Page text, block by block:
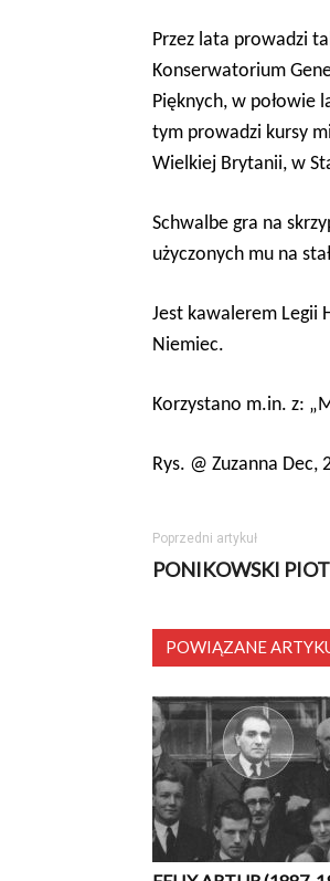
Przez lata prowadzi
Konserwatorium
Pięknych, w połowie
tym prowadzi kursy
Wielkiej Brytanii, w
Schwalbe gra na
użyczonych mu na
Jest kawalerem Legii
Niemiec.
Korzystano m.in. z:
Rys. @ Zuzanna Dec,
Poprzedni artykuł
PONIKOWSKI
POWIĄZANE